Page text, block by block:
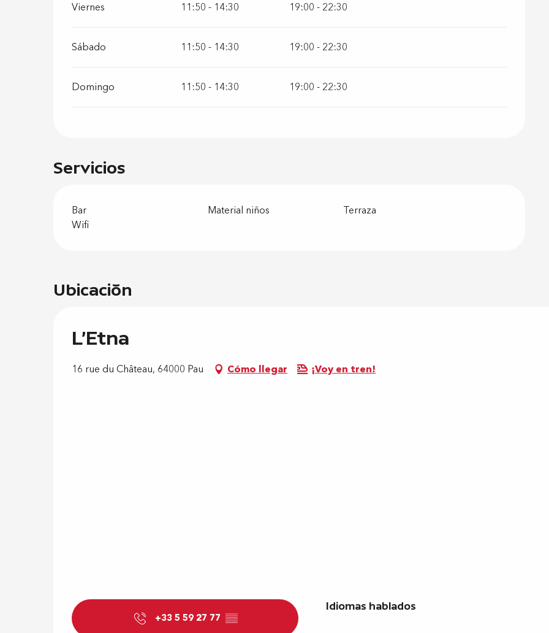
Servicios
Bar Material niños
Terraza
Wifi
Viernes 11:50 - 14:30 19:00 - 22:30
Sábado 11:50 - 14:30 19:00 - 22:30
Domingo 11:50 - 14:30 19:00 - 22:30
Ubicación
L'Etna
16 rue du Château, 64000 Pau Cómo llegar ¡Voy en tren!
+33 5 59 27 77 ▒▒
Idiomas hablados
Idiomas hablados